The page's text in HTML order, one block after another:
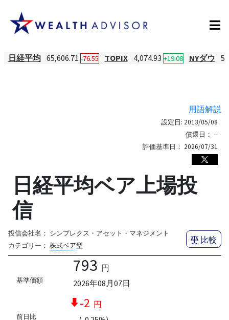
日経平均 65,606.71 -76.55 TOPIX 4,074.93 +19.08 NYダウ
用語解説
設定日: 2013/05/08
償還日： --
評価基準日： 2026/07/31
日経平均ベア上場投
信
投信会社名： シンプレクス・アセット・マネジメント
カテゴリー： 株式ベア型
比較
基準価額
793 円
2026年08月07日
前日比
-2 円